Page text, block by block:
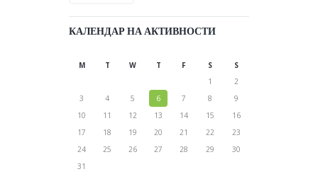
КАЛЕНДАР НА АКТИВНОСТИ
M T W T F S S
1
2
3
4 5 6 7 8
9
10
11 12 13 14 15
16
17
18 19 20 21 22
23
24
25 26 27 28 29
30
31